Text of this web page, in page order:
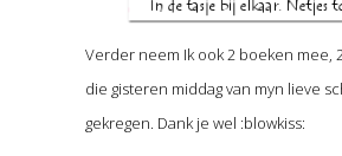
Verder neem Ik ook 2 boeken mee,
die gisteren middag van myn lieve
gekregen. Dank je wel :blowkiss: